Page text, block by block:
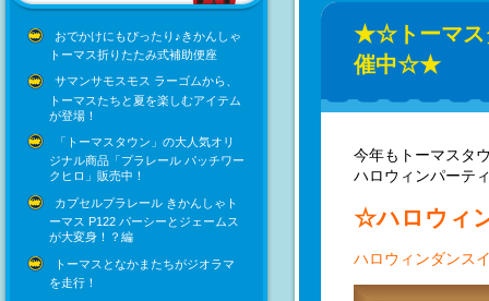
おでかけにもぴったり♪きかんしゃ
トーマス折りたたみ式補助便座
サマンサモスモス ラーゴムから、
トーマスたちと夏を楽しむアイテム
が登場！
「トーマスタウン」の大人気オリ
ジナル商品「プラレール パッチワー
クヒロ」販売中！
カプセルプラレール きかんしゃト
ーマス P122 パーシーとジェームス
が大変身！？編
トーマスとなかまたちがジオラマ
を走行！
★☆トーマス
催中☆★
今年もトーマスタ
ハロウィンパーテ
☆ハロウィ
ハロウィンダンス